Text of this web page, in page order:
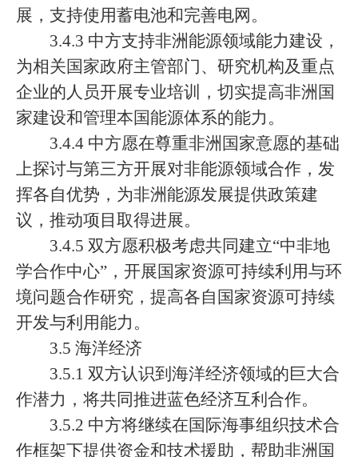
展，支持使用蓄电池和完善电网。
3.4.3 中方支持非洲能源领域能力建设，
为相关国家政府主管部门、研究机构及重点
企业的人员开展专业培训，切实提高非洲国
家建设和管理本国能源体系的能力。
3.4.4 中方愿在尊重非洲国家意愿的基础
上探讨与第三方开展对非能源领域合作，发
挥各自优势，为非洲能源发展提供政策建
议，推动项目取得进展。
3.4.5 双方愿积极考虑共同建立“中非地
学合作中心”，开展国家资源可持续利用与环
境问题合作研究，提高各自国家资源可持续
开发与利用能力。
3.5 海洋经济
3.5.1 双方认识到海洋经济领域的巨大合
作潜力，将共同推进蓝色经济互利合作。
3.5.2 中方将继续在国际海事组织技术合
作框架下提供资金和技术援助，帮助非洲国